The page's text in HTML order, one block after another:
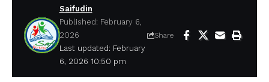
Last updated: February
6, 2026 10:50 pm
Saifudin
Published: February 6,
2026
Share